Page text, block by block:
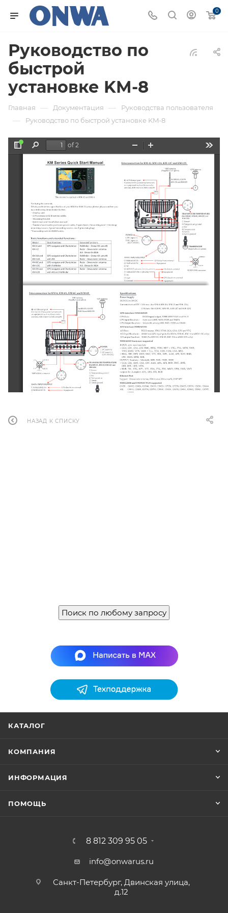
0
Руководство по
быстрой
установке KM-8
Главная — Документация — Руководства пользователя
— Руководство по быстрой установке KM-8
Toggle Find
of 2
Zoom
НАЗАД К СПИСКУ
Поиск по любому запросу
КАТАЛОГ
КОМПАНИЯ
ИНФОРМАЦИЯ
ПОМОЩЬ
8 812 309 95 05
info@onwarus.ru
Санкт-Петербург, Двинская улица,
д.12